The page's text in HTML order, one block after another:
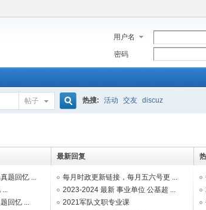
用户名
密码
帖子 热搜: 活动 交友 discuz
题回忆 ...
...
回忆 ...
最新回复
每月时政更新链接，每月五六号更 ...
2023-2024 最新 事业单位 公基超 ...
2021军队文职专业课